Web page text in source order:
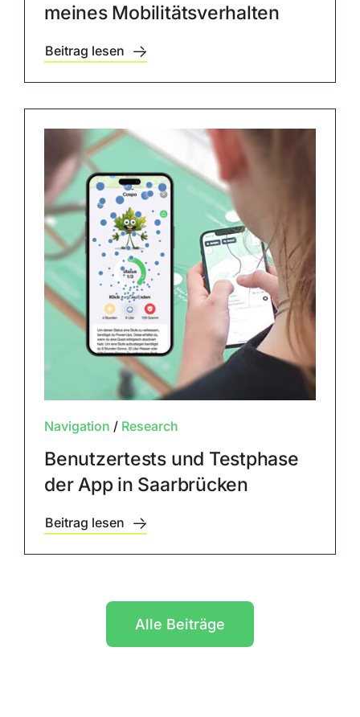
meines Mobilitätsverhalten
Beitrag lesen
Navigation / Research
Benutzertests und Testphase
der App in Saarbrücken
Beitrag lesen
Alle Beiträge